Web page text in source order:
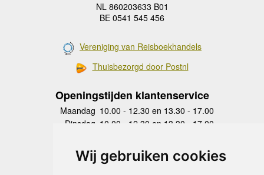
Wij gebruiken cookies
NL 860203633 B01
BE 0541 545 456
Vereniging van Reisboekhandels
Thuisbezorgd door Postnl
Openingstijden klantenservice
Maandag 10.00 - 12.30 en 13.30 - 17.00
Dinsdag 10.00 - 12.30 en 13.30 - 17.00
Donderdag
10.00 - 12.30 en 13.30 - 17.00
Vrijdag 10.00 - 12.30 en 13.30 - 17.00